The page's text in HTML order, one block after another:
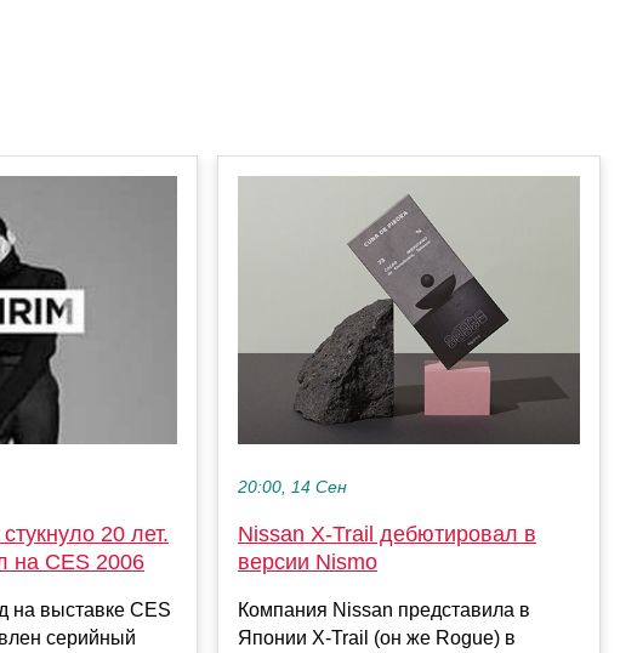
20 лет.
на CES 2006
на выставке CES
серийный
20:00, 14 Сен
Nissan X-Trail дебютировал в
версии Nismo
Компания Nissan представила в
Японии X-Trail (он же Rogue) в